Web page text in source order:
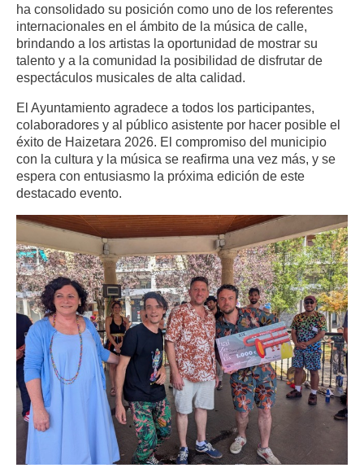
ha consolidado su posición como uno de los referentes
internacionales en el ámbito de la música de calle,
brindando a los artistas la oportunidad de mostrar su
talento y a la comunidad la posibilidad de disfrutar de
espectáculos musicales de alta calidad.
El Ayuntamiento agradece a todos los participantes,
colaboradores y al público asistente por hacer posible el
éxito de Haizetara 2026. El compromiso del municipio
con la cultura y la música se reafirma una vez más, y se
espera con entusiasmo la próxima edición de este
destacado evento.